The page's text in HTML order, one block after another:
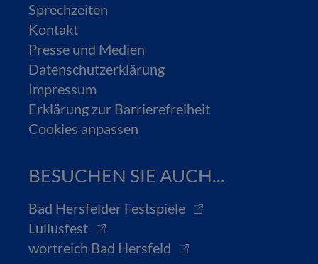
Sprechzeiten
Kontakt
Presse und Medien
Datenschutzerklärung
Impressum
Erklärung zur Barrierefreiheit
Cookies anpassen
BESUCHEN SIE AUCH...
Bad Hersfelder Festspiele
Lullusfest
wortreich Bad Hersfeld